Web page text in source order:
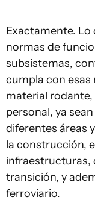
Exactamente. Lo
normas de
subsistemas,
cumpla con esas
material
personal, ya
diferentes áreas
la construcción,
infraestructuras,
transición, y
ferroviario.